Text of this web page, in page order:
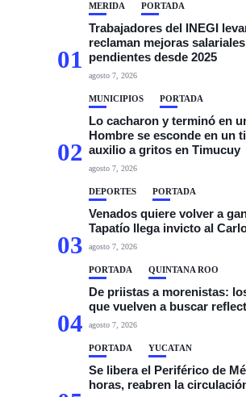
01
MÉRIDA PORTADA
Trabajadores del INEGI
reclaman mejoras
pendientes desde 2025
agosto 7, 2026
02
MUNICIPIOS PORTADA
Lo cacharon y terminó en
Hombre se esconde en un
auxilio a gritos en Timucuy
agosto 7, 2026
03
DEPORTES PORTADA
Venados quiere volver a
Tapatío llega invicto al
agosto 7, 2026
04
PORTADA QUINTANA ROO
De priistas a morenistas:
que vuelven a buscar
agosto 7, 2026
PORTADA YUCATÁN
Se libera el Periférico de
horas, reabren la